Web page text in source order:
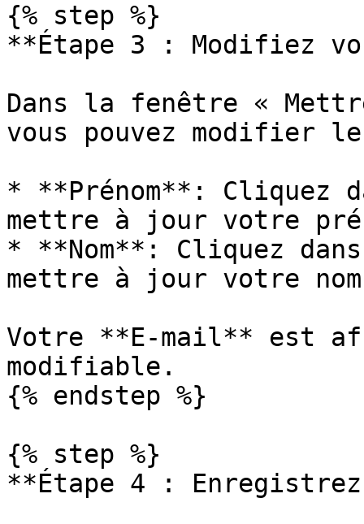
{% step %}
**Étape 3 : Modifiez
Dans la fenêtre «
vous pouvez modifier
* **Prénom**: Cliquez
mettre à jour votre
* **Nom**: Cliquez
mettre à jour votre
Votre **E-mail** est
modifiable.
{% endstep %}
{% step %}
**Étape 4 :